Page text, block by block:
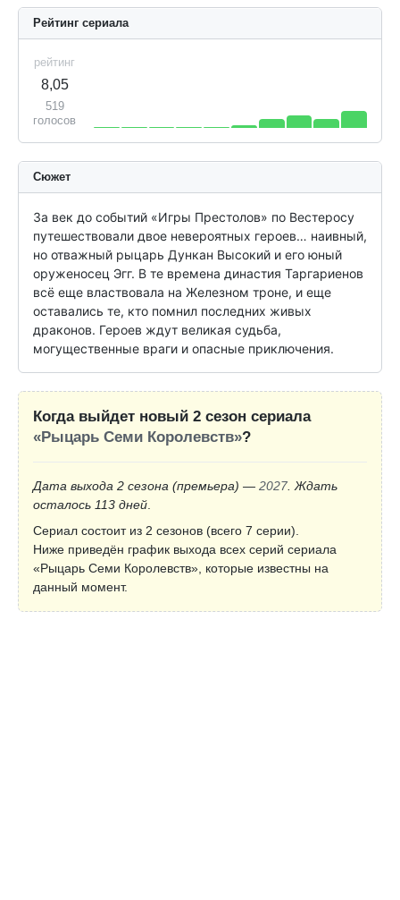
Рейтинг сериала
рейтинг
8,05
519
голосов
Сюжет
За век до событий «Игры Престолов» по Вестеросу
путешествовали двое невероятных героев… наивный,
но отважный рыцарь Дункан Высокий и его юный
оруженосец Эгг. В те времена династия Таргариенов
всё еще властвовала на Железном троне, и еще
оставались те, кто помнил последних живых
драконов. Героев ждут великая судьба,
могущественные враги и опасные приключения.
Когда выйдет новый 2 сезон сериала
«Рыцарь Семи Королевств»?
Дата выхода 2 сезона (премьера) — 2027. Ждать
осталось 113 дней.
Сериал состоит из 2 сезонов (всего 7 серии).
Ниже приведён график выхода всех серий сериала
«Рыцарь Семи Королевств», которые известны на
данный момент.